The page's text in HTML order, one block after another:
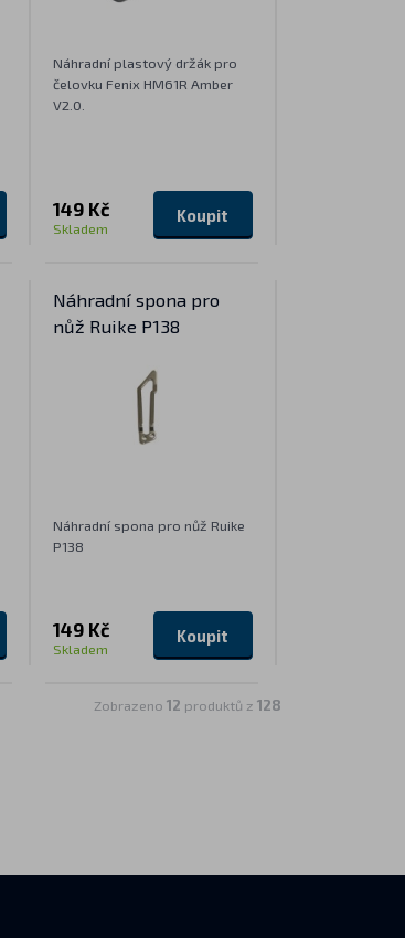
Náhradní plastový držák pro
čelovku Fenix HM61R Amber
V2.0.
149 Kč
Skladem
Koupit
Náhradní spona pro
nůž Ruike P138
Náhradní spona pro nůž Ruike
P138
149 Kč
Skladem
Koupit
Zobrazeno12 produktů z128